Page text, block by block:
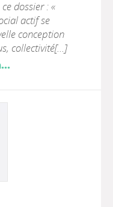
dossier : «
actif se
conception
collectivité[...]